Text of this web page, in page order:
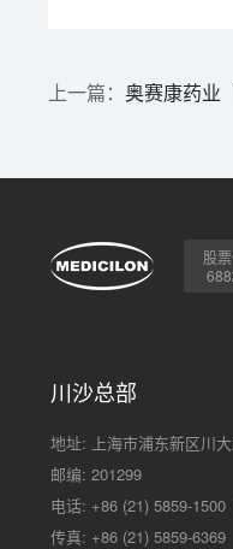
奥赛康药业「注
股
川沙总部
地址: 上海市浦东新区川
邮编: 201299
电话: +86 (21) 5859-1500
传真: +86 (21) 5859-6369